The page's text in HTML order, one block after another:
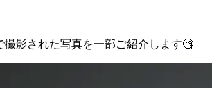
撮影された写真を一部ご紹介します🧐